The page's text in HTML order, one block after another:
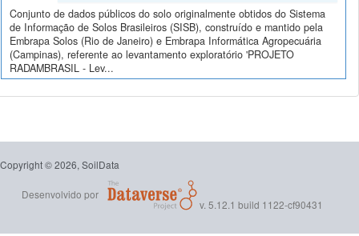
Conjunto de dados públicos do solo originalmente obtidos do Sistema
de Informação de Solos Brasileiros (SISB), construído e mantido pela
Embrapa Solos (Rio de Janeiro) e Embrapa Informática Agropecuária
(Campinas), referente ao levantamento exploratório 'PROJETO
RADAMBRASIL - Lev...
Copyright © 2026, SoilData
Desenvolvido por
v. 5.12.1 build 1122-cf90431